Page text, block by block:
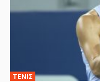
ΤΕΝΙΣ